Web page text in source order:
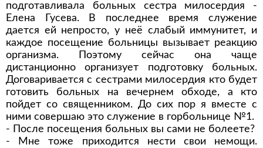
подготавливала больных сестра милосердия -
Елена Гусева. В последнее время служение
дается ей непросто, у неё слабый иммунитет, и
каждое посещение больницы вызывает реакцию
организма. Поэтому сейчас она чаще
дистанционно организует подготовку больных.
Договаривается с сестрами милосердия кто будет
готовить больных на вечернем обходе, а кто
пойдет со священником. До сих пор я вместе с
ними совершаю это служение в горбольнице №1.
- После посещения больных вы сами не болеете?
- Мне тоже приходится нести свои немощи.